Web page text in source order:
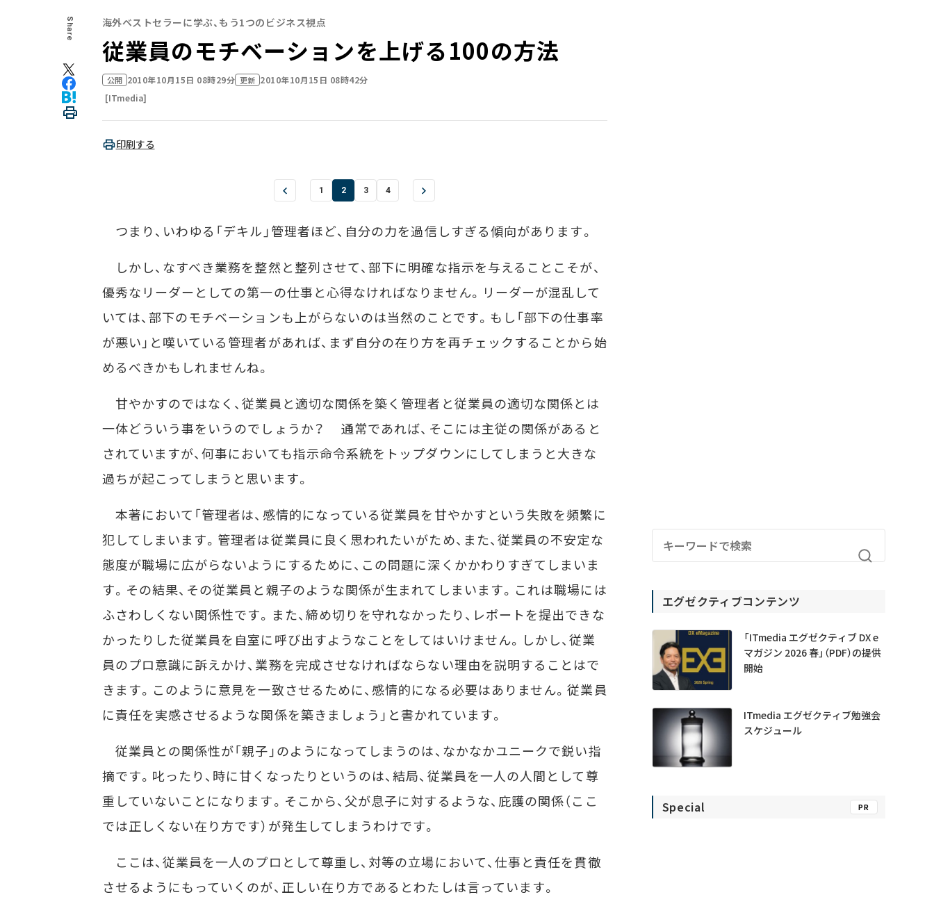
Share 海外ベストセラーに学ぶ、もう1つのビジネス視点
従業員のモチベーションを上げる100の方法
公開 2010年10月15日 08時29分 更新 2010年10月15日 08時42分
[ITmedia]
印刷する
1 2 3 4
つまり、いわゆる「デキル」管理者ほど、自分の力を過信しすぎる傾向があります。
しかし、なすべき業務を整然と整列させて、部下に明確な指示を与えることこそが、
優秀なリーダーとしての第一の仕事と心得なければなりません。リーダーが混乱して
いては、部下のモチベーションも上がらないのは当然のことです。もし「部下の仕事率
が悪い」と嘆いている管理者があれば、まず自分の在り方を再チェックすることから始
めるべきかもしれませんね。
甘やかすのではなく、従業員と適切な関係を築く管理者と従業員の適切な関係とは
一体どういう事をいうのでしょうか？ 通常であれば、そこには主従の関係があると
されていますが、何事においても指示命令系統をトップダウンにしてしまうと大きな
過ちが起こってしまうと思います。
本著において「管理者は、感情的になっている従業員を甘やかすという失敗を頻繁に
犯してしまいます。管理者は従業員に良く思われたいがため、また、従業員の不安定な
態度が職場に広がらないようにするために、この問題に深くかかわりすぎてしまいま
す。その結果、その従業員と親子のような関係が生まれてしまいます。これは職場には
ふさわしくない関係性です。また、締め切りを守れなかったり、レポートを提出できな
かったりした従業員を自室に呼び出すようなことをしてはいけません。しかし、従業
員のプロ意識に訴えかけ、業務を完成させなければならない理由を説明することはで
きます。このように意見を一致させるために、感情的になる必要はありません。従業員
に責任を実感させるような関係を築きましょう」と書かれています。
従業員との関係性が「親子」のようになってしまうのは、なかなかユニークで鋭い指
摘です。叱ったり、時に甘くなったりというのは、結局、従業員を一人の人間として尊
重していないことになります。そこから、父が息子に対するような、庇護の関係（ここ
では正しくない在り方です）が発生してしまうわけです。
ここは、従業員を一人のプロとして尊重し、対等の立場において、仕事と責任を貫徹
させるようにもっていくのが、正しい在り方であるとわたしは言っています。
エグゼクティブコンテンツ
「ITmedia エグゼクティブ DX e
マガジン 2026 春」（PDF）の提供
開始
ITmedia エグゼクティブ勉強会
スケジュール
Special PR